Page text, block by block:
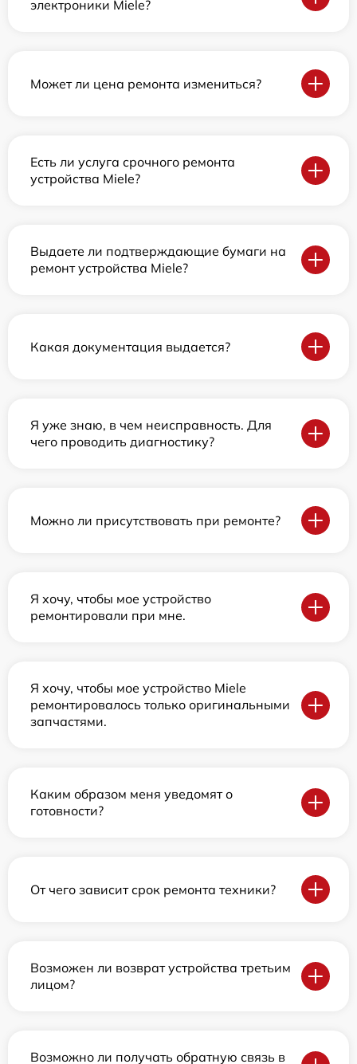
электроники Miele?
Может ли цена ремонта измениться?
Есть ли услуга срочного ремонта
устройства Miele?
Выдаете ли подтверждающие бумаги на
ремонт устройства Miele?
Какая документация выдается?
Я уже знаю, в чем неисправность. Для
чего проводить диагностику?
Можно ли присутствовать при ремонте?
Я хочу, чтобы мое устройство
ремонтировали при мне.
Я хочу, чтобы мое устройство Miele
ремонтировалось только оригинальными
запчастями.
Каким образом меня уведомят о
готовности?
От чего зависит срок ремонта техники?
Возможен ли возврат устройства третьим
лицом?
Возможно ли получать обратную связь в